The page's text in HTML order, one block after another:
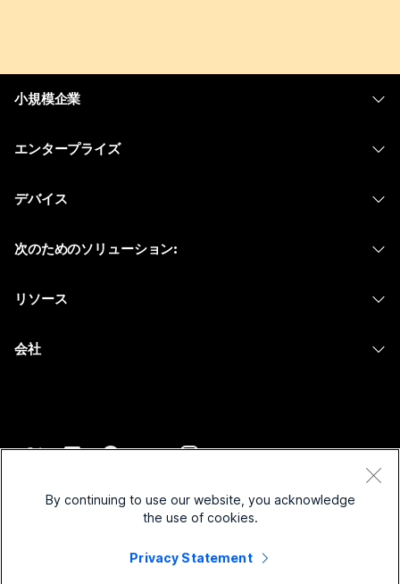
小規模企業
エンタープライズ
Meetings
セキュリティ
デバイス
次のためのソリューション:
非営利
スタートアップ
ハイブリッド ワーク
リソース
インクルージョン
会社
セールスに問い合わせ
Webex ソート リーダーシップ
Webex Merch Store
プライバシーステートメント
By continuing to use our website, you acknowledge
the use of cookies.
Privacy Statement